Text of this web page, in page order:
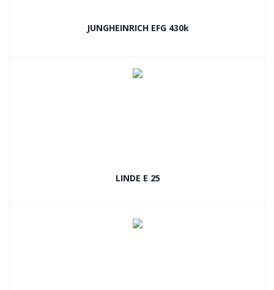
JUNGHEINRICH EFG 430k
LINDE E 25